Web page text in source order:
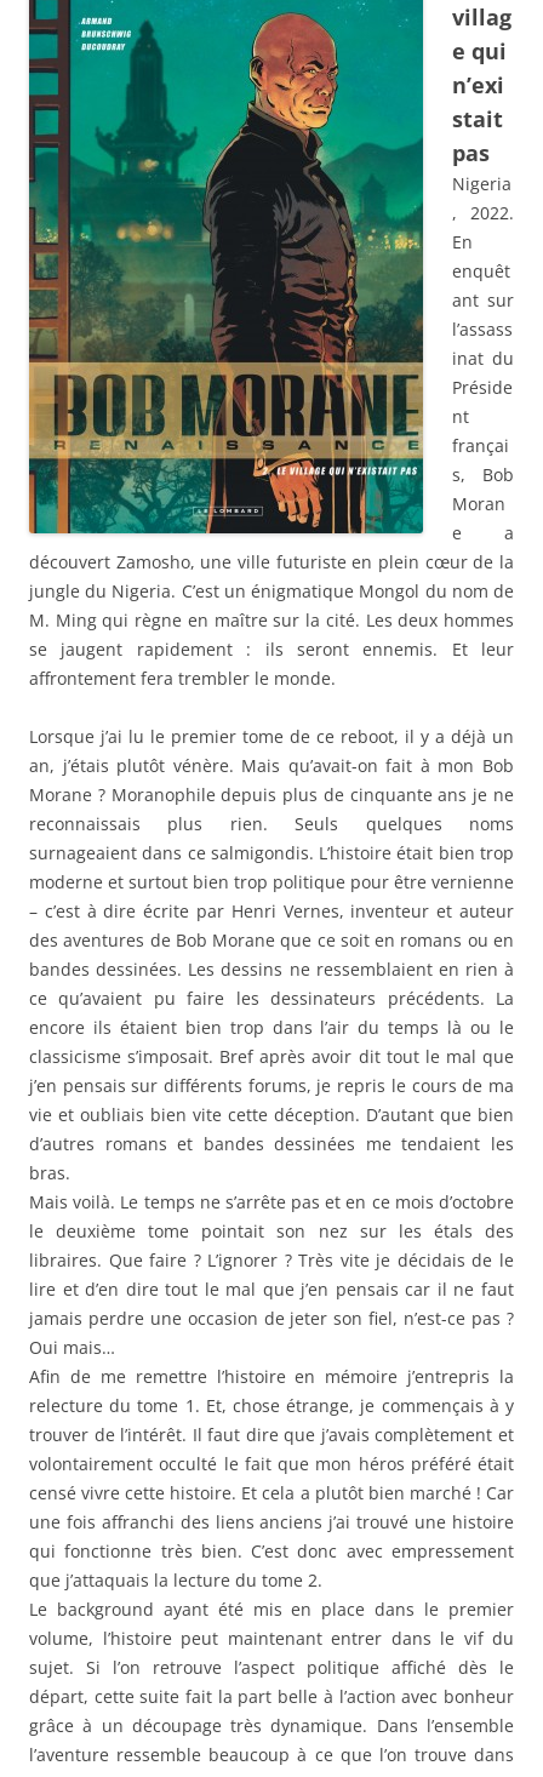
villag
e qui
n’exi
stait
pas
Nigeria
, 2022.
En
enquêt
ant sur
l’assass
inat du
Préside
nt
françai
s, Bob
Moran
e a
découvert Zamosho, une ville futuriste en plein cœur de la
jungle du Nigeria. C’est un énigmatique Mongol du nom de
M. Ming qui règne en maître sur la cité. Les deux hommes
se jaugent rapidement : ils seront ennemis. Et leur
affrontement fera trembler le monde.
Lorsque j’ai lu le premier tome de ce reboot, il y a déjà un
an, j’étais plutôt vénère. Mais qu’avait-on fait à mon Bob
Morane ? Moranophile depuis plus de cinquante ans je ne
reconnaissais plus rien. Seuls quelques noms
surnageaient dans ce salmigondis. L’histoire était bien trop
moderne et surtout bien trop politique pour être vernienne
– c’est à dire écrite par Henri Vernes, inventeur et auteur
des aventures de Bob Morane que ce soit en romans ou en
bandes dessinées. Les dessins ne ressemblaient en rien à
ce qu’avaient pu faire les dessinateurs précédents. La
encore ils étaient bien trop dans l’air du temps là ou le
classicisme s’imposait. Bref après avoir dit tout le mal que
j’en pensais sur différents forums, je repris le cours de ma
vie et oubliais bien vite cette déception. D’autant que bien
d’autres romans et bandes dessinées me tendaient les
bras.
Mais voilà. Le temps ne s’arrête pas et en ce mois d’octobre
le deuxième tome pointait son nez sur les étals des
libraires. Que faire ? L’ignorer ? Très vite je décidais de le
lire et d’en dire tout le mal que j’en pensais car il ne faut
jamais perdre une occasion de jeter son fiel, n’est-ce pas ?
Oui mais…
Afin de me remettre l’histoire en mémoire j’entrepris la
relecture du tome 1. Et, chose étrange, je commençais à y
trouver de l’intérêt. Il faut dire que j’avais complètement et
volontairement occulté le fait que mon héros préféré était
censé vivre cette histoire. Et cela a plutôt bien marché ! Car
une fois affranchi des liens anciens j’ai trouvé une histoire
qui fonctionne très bien. C’est donc avec empressement
que j’attaquais la lecture du tome 2.
Le background ayant été mis en place dans le premier
volume, l’histoire peut maintenant entrer dans le vif du
sujet. Si l’on retrouve l’aspect politique affiché dès le
départ, cette suite fait la part belle à l’action avec bonheur
grâce à un découpage très dynamique. Dans l’ensemble
l’aventure ressemble beaucoup à ce que l’on trouve dans